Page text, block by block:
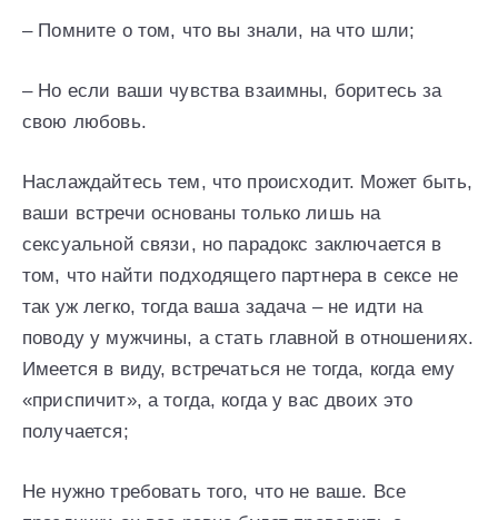
– Помните о том, что вы знали, на что шли;
– Но если ваши чувства взаимны, боритесь за
свою любовь.
Наслаждайтесь тем, что происходит. Может быть,
ваши встречи основаны только лишь на
сексуальной связи, но парадокс заключается в
том, что найти подходящего партнера в сексе не
так уж легко, тогда ваша задача – не идти на
поводу у мужчины, а стать главной в отношениях.
Имеется в виду, встречаться не тогда, когда ему
«приспичит», а тогда, когда у вас двоих это
получается;
Не нужно требовать того, что не ваше. Все